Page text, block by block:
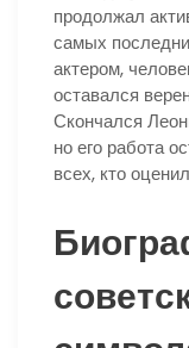
продолжал
самых
актером,
оставался
Скончался
но его работа
всех, кто